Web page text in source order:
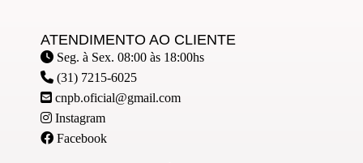
ATENDIMENTO AO CLIENTE
Seg. à Sex. 08:00 às 18:00hs
(31) 7215-6025
cnpb.oficial@gmail.com
Instagram
Facebook